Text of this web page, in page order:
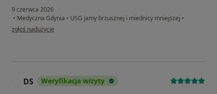
9 czerwca 2026
• Medyczna Gdynia • USG jamy brzusznej i miednicy mniejszej •
w opinii użytkownika Patrycja
zgłoś nadużycie
DS Weryfikacja wizyty